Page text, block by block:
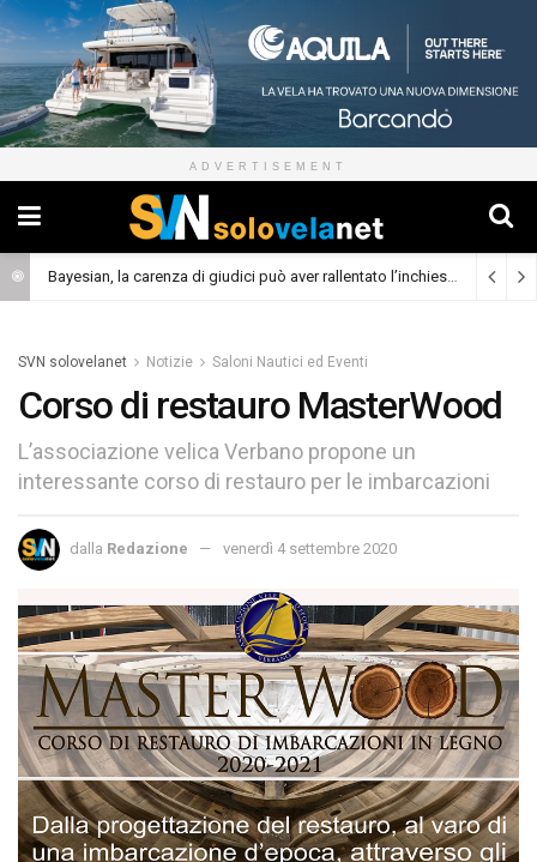
ADVERTISEMENT
Bayesian, la carenza di giudici può aver rallentato l’inchiesta (Cronaca)
SVN solovelanet Notizie Saloni Nautici ed Eventi
Corso di restauro MasterWood
L’associazione velica Verbano propone un
interessante corso di restauro per le imbarcazioni
dalla Redazione venerdì 4 settembre 2020